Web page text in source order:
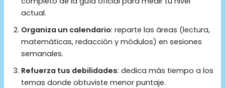
actual.
Organiza un calendario: reparte las áreas (lectura,
matemáticas, redacción y módulos) en sesiones
semanales.
Refuerza tus debilidades: dedica más tiempo a los
temas donde obtuviste menor puntaje.